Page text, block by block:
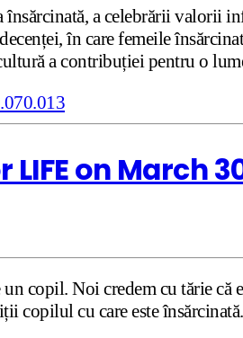
a celebrării valorii
în care femeile
a contribuției pentru o
on March
copil. Noi credem cu tărie
copilul cu care este